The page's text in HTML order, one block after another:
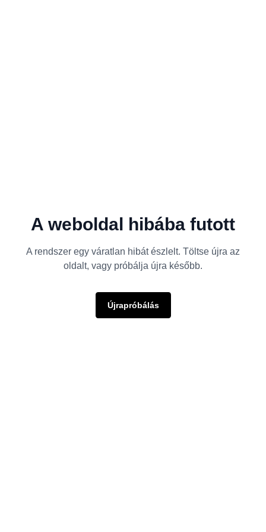
A weboldal hibába futott
A rendszer egy váratlan hibát észlelt. Töltse újra az
oldalt, vagy próbálja újra később.
Újrapróbálás